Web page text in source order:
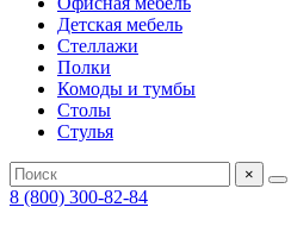
Детская мебель
Стеллажи
Полки
Комоды и тумбы
Столы
Стулья
×
8 (800) 300-82-84